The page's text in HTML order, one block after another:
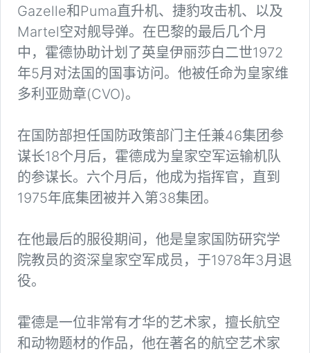
Gazelle和Puma直升机、捷豹攻击机、以及
Martel空对舰导弹。在巴黎的最后几个月
中，霍德协助计划了英皇伊丽莎白二世1972
年5月对法国的国事访问。他被任命为皇家维
多利亚勋章(CVO)。
在国防部担任国防政策部门主任兼46集团参
谋长18个月后，霍德成为皇家空军运输机队
的参谋长。六个月后，他成为指挥官，直到
1975年底集团被并入第38集团。
在他最后的服役期间，他是皇家国防研究学
院教员的资深皇家空军成员，于1978年3月退
役。
霍德是一位非常有才华的艺术家，擅长航空
和动物题材的作品，他在著名的航空艺术家